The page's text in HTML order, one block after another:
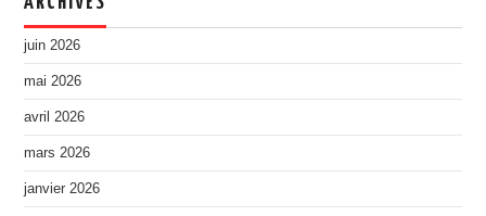
juin 2026
mai 2026
avril 2026
mars 2026
janvier 2026